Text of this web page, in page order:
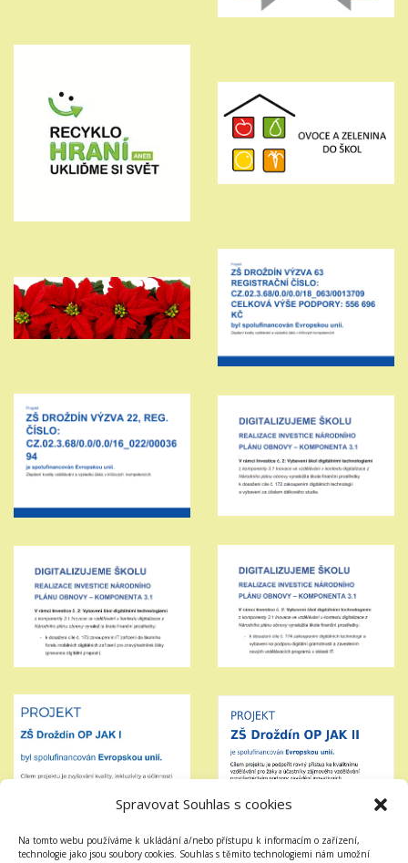
Spravovat Souhlas s cookies
Na tomto webu používáme k ukládání a/nebo přístupu k informacím o zařízení,
technologie jako jsou soubory cookies. Souhlas s těmito technologiemi nám umožní